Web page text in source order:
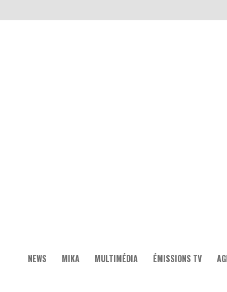
NEWS MIKA MULTIMÉDIA ÉMISSIONS TV